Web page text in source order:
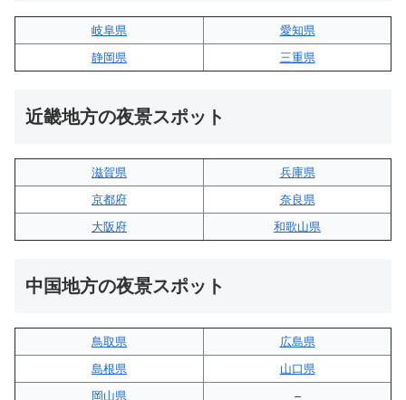
岐阜県
愛知県
静岡県
三重県
近畿地方の夜景スポット
滋賀県
兵庫県
京都府
奈良県
大阪府
和歌山県
中国地方の夜景スポット
鳥取県
広島県
島根県
山口県
岡山県
–